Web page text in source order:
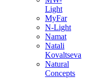
Light
MyFar
N-Light
Namat
Natali
Kovaltseva
Natural
Concepts